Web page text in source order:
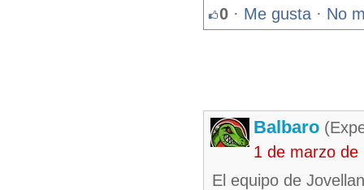
0 · Me gusta · No
Balbaro
1 de marzo de
El equipo de